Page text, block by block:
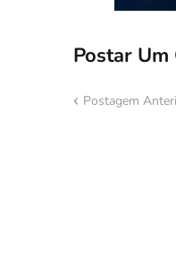
Postar
Postagem